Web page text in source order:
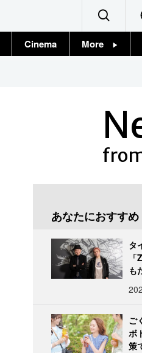
Cinema More
あなたにおすすめ
タ
も
ご
ボ
策